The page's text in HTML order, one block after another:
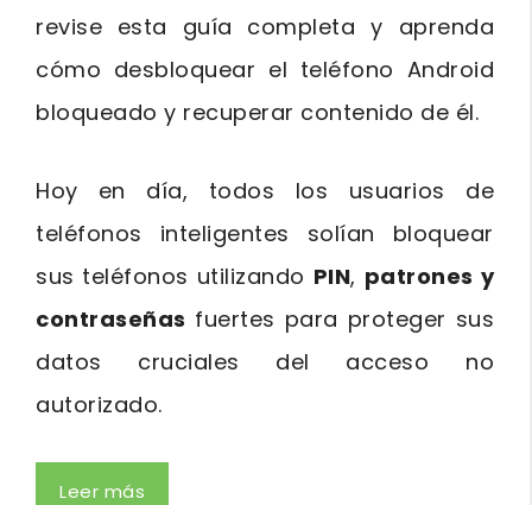
revise esta guía completa y aprenda
cómo desbloquear el teléfono Android
bloqueado y recuperar contenido de él.
Hoy en día, todos los usuarios de
teléfonos inteligentes solían bloquear
sus teléfonos utilizando PIN, patrones y
contraseñas fuertes para proteger sus
datos cruciales del acceso no
autorizado.
Leer más